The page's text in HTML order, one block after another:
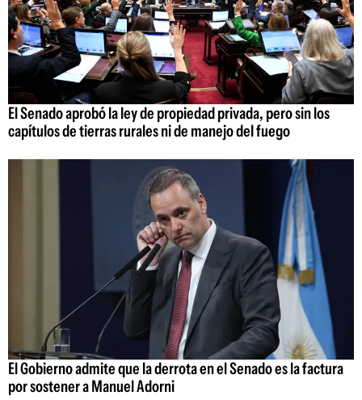
El Senado aprobó la ley de propiedad privada, pero sin los
capítulos de tierras rurales ni de manejo del fuego
El Gobierno admite que la derrota en el Senado es la factura
por sostener a Manuel Adorni